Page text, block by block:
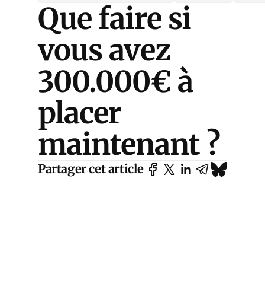
Que faire si
vous avez
300.000€ à
placer
maintenant ?
Partager cet article